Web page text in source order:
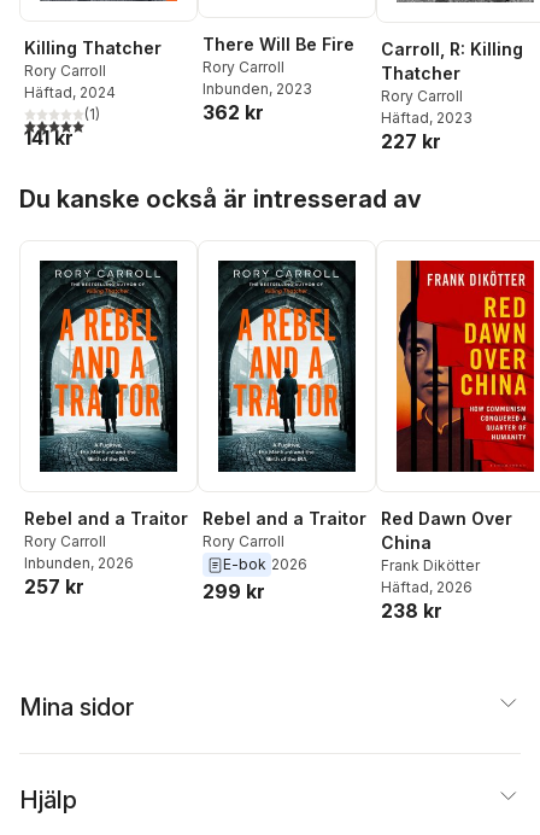
Killing Thatcher
Rory Carroll
Häftad, 2024
5,0utav 5 stjärnor. Totalt antal röster:
(1)
141 kr
There Will Be Fire
Rory Carroll
Inbunden, 2023
362 kr
Carroll, R: Killing
Thatcher
Rory Carroll
Häftad, 2023
227 kr
Du kanske också är intresserad av
Rebel and a Traitor
Rory Carroll
Inbunden, 2026
257 kr
Rebel and a Traitor
Rory Carroll
E-bok 2026
299 kr
Red Dawn Over
China
Frank Dikötter
Häftad, 2026
238 kr
Mina sidor
Hjälp